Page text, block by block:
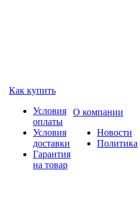
Как купить
Условия
оплаты
Условия
доставки
Гарантия
на товар
О компании
Новости
Политика